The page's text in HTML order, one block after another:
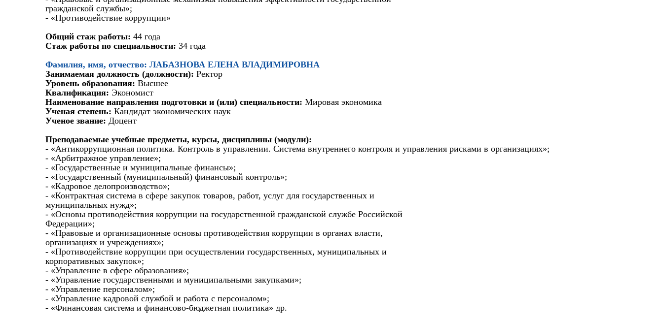
гражданской службы»;
- «Противодействие коррупции»
Общий стаж работы: 44 года
Стаж работы по специальности: 34 года
Фамилия, имя, отчество: ЛАБАЗНОВА ЕЛЕНА ВЛАДИМИРОВНА
Занимаемая должность (должности): Ректор
Уровень образования: Высшее
Квалификация: Экономист
Наименование направления подготовки и (или) специальности: Мировая экономика
Ученая степень: Кандидат экономических наук
Ученое звание: Доцент
Преподаваемые учебные предметы, курсы, дисциплины (модули):
- «Антикоррупционная политика. Контроль в управлении. Система внутреннего контроля и управления рисками в организациях»;
- «Арбитражное управление»;
- «Государственные и муниципальные финансы»;
- «Государственный (муниципальный) финансовый контроль»;
- «Кадровое делопроизводство»;
- «Контрактная система в сфере закупок товаров, работ, услуг для государственных и
муниципальных нужд»;
- «Основы противодействия коррупции на государственной гражданской службе Российской
Федерации»;
- «Правовые и организационные основы противодействия коррупции в органах власти,
организациях и учреждениях»;
- «Противодействие коррупции при осуществлении государственных, муниципальных и
корпоративных закупок»;
- «Управление в сфере образования»;
- «Управление государственными и муниципальными закупками»;
- «Управление персоналом»;
- «Управление кадровой службой и работа с персоналом»;
- «Финансовая система и финансово-бюджетная политика» др.